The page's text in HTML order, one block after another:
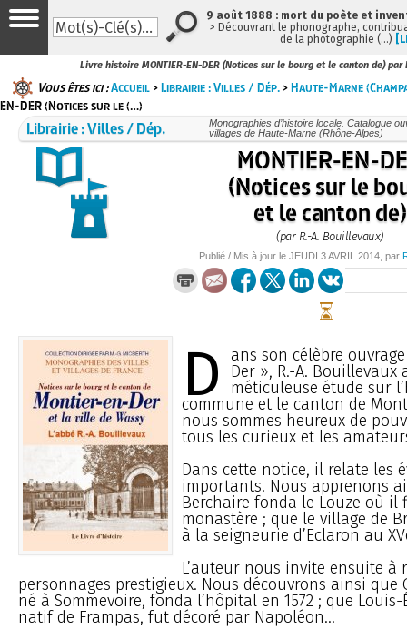
Livre histoire MONTIER-EN-DER (Notices sur le bourg et le canton de) par
Vous êtes ici :Accueil >Librairie : Villes / Dép. >Haute-Marne
EN-DER (Notices sur le (…)
Librairie : Villes / Dép.
Monographies d’histoire locale. Catalogue
villages de Haute-Marne (Rhône-Alpes)
MONTIER-EN-
(Notices sur le
et le canton de)
(par R.-A. Bouillevaux)
Publié / Mis à jour le JEUDI 3 AVRIL 2014, par
D
ans son célèbre
Der », R.-A.
méticuleuse étude sur
commune et le canton de
nous sommes heureux de
tous les curieux et les
Dans cette notice, il relate les
importants. Nous apprenons
Berchaire fonda le Louze où il
monastère ; que le village de
à la seigneurie d’Eclaron au
L’auteur nous invite ensuite à
personnages prestigieux. Nous découvrons ainsi que
né à Sommevoire, fonda l’hôpital en 1572 ; que
natif de Frampas, fut décoré par Napoléon...
9 août 1888 : mort du poète et
> Découvrant le phonographe,
de la photographie (…)